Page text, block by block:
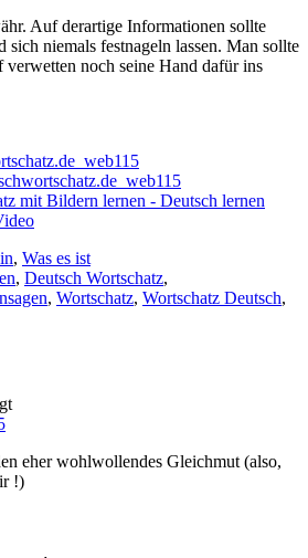
Auf derartige Informationen sollte
sich niemals festnageln lassen. Man sollte
noch seine Hand dafür ins
, Was es ist
, Deutsch Wortschatz,
, Wortschatz, Wortschatz Deutsch,
eher wohlwollendes Gleichmut (also,
!)